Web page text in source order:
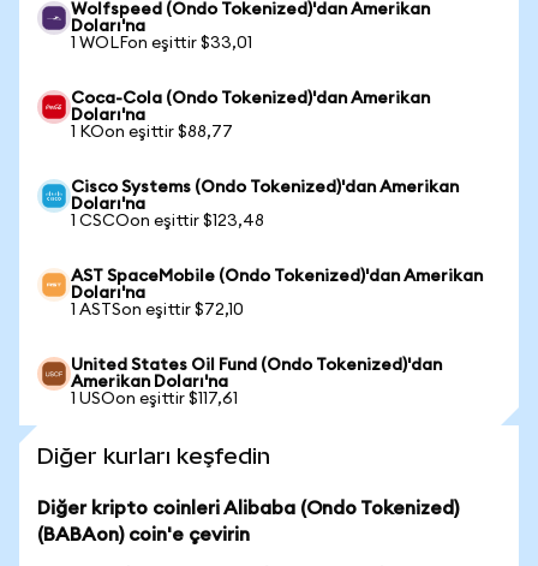
Wolfspeed (Ondo Tokenized)'dan Amerikan
Doları'na
1 WOLFon eşittir $33,01
Coca-Cola (Ondo Tokenized)'dan Amerikan
Doları'na
1 KOon eşittir $88,77
Cisco Systems (Ondo Tokenized)'dan Amerikan
Doları'na
1 CSCOon eşittir $123,48
AST SpaceMobile (Ondo Tokenized)'dan Amerikan
Doları'na
1 ASTSon eşittir $72,10
United States Oil Fund (Ondo Tokenized)'dan
Amerikan Doları'na
1 USOon eşittir $117,61
Diğer kurları keşfedin
Diğer kripto coinleri Alibaba (Ondo Tokenized)
(BABAon) coin'e çevirin